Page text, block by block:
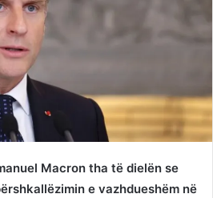
Macron tha të dielën se
e vazhdueshëm në